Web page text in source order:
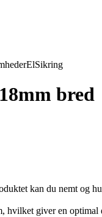
ElSikring
bred
kan du nemt og
hvilket giver en